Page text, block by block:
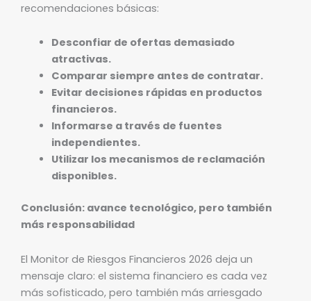
recomendaciones básicas:
Desconfiar de ofertas demasiado
atractivas.
Comparar siempre antes de contratar.
Evitar decisiones rápidas en productos
financieros.
Informarse a través de fuentes
independientes.
Utilizar los mecanismos de reclamación
disponibles.
Conclusión: avance tecnológico, pero también
más responsabilidad
El Monitor de Riesgos Financieros 2026 deja un
mensaje claro: el sistema financiero es cada vez
más sofisticado, pero también más arriesgado